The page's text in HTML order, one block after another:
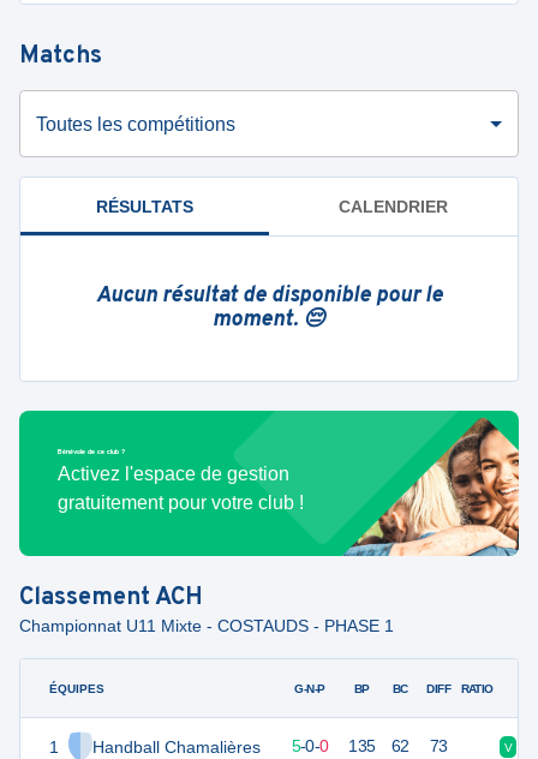
Matchs
Toutes les compétitions
RÉSULTATS CALENDRIER
Aucun résultat de disponible pour le
moment. 😔
Bénévole de ce club ?
Activez l'espace de gestion
gratuitement pour votre club !
ClassementACH
Championnat U11 Mixte - COSTAUDS - PHASE 1
ÉQUIPES
1 Handball Chamalières
G-N-P BP BC DIFF RATIO
15 5 5-0-0 135 62 73 V